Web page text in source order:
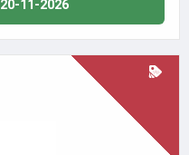
20-11-2026